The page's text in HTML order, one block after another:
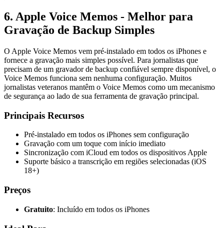
6. Apple Voice Memos - Melhor para
Gravação de Backup Simples
O Apple Voice Memos vem pré-instalado em todos os iPhones e
fornece a gravação mais simples possível. Para jornalistas que
precisam de um gravador de backup confiável sempre disponível, o
Voice Memos funciona sem nenhuma configuração. Muitos
jornalistas veteranos mantêm o Voice Memos como um mecanismo
de segurança ao lado de sua ferramenta de gravação principal.
Principais Recursos
Pré-instalado em todos os iPhones sem configuração
Gravação com um toque com início imediato
Sincronização com iCloud em todos os dispositivos Apple
Suporte básico a transcrição em regiões selecionadas (iOS
18+)
Preços
Gratuito: Incluído em todos os iPhones